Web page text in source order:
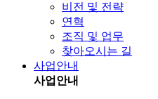
비전 및 전략
연혁
조직 및 업무
찾아오시는 길
사업안내
사업안내